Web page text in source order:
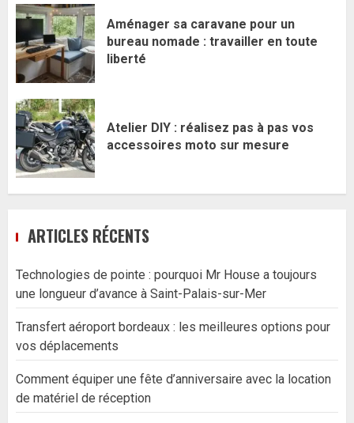
Aménager sa caravane pour un
bureau nomade : travailler en toute
liberté
Atelier DIY : réalisez pas à pas vos
accessoires moto sur mesure
ARTICLES RÉCENTS
Technologies de pointe : pourquoi Mr House a toujours
une longueur d’avance à Saint-Palais-sur-Mer
Transfert aéroport bordeaux : les meilleures options pour
vos déplacements
Comment équiper une fête d’anniversaire avec la location
de matériel de réception